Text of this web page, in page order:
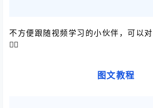
不方便跟随视频学习的小伙伴，可以
👇🏻
图文教程